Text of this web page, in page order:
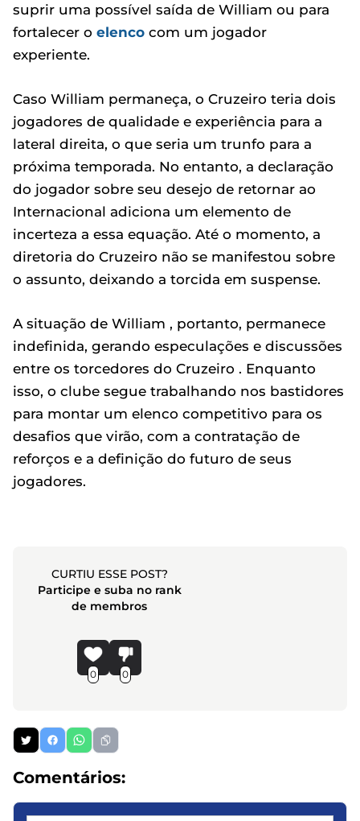
suprir uma possível saída de William ou para
fortalecer o elenco com um jogador
experiente.
Caso William permaneça, o Cruzeiro teria dois
jogadores de qualidade e experiência para a
lateral direita, o que seria um trunfo para a
próxima temporada. No entanto, a declaração
do jogador sobre seu desejo de retornar ao
Internacional adiciona um elemento de
incerteza a essa equação. Até o momento, a
diretoria do Cruzeiro não se manifestou sobre
o assunto, deixando a torcida em suspense.
A situação de William , portanto, permanece
indefinida, gerando especulações e discussões
entre os torcedores do Cruzeiro . Enquanto
isso, o clube segue trabalhando nos bastidores
para montar um elenco competitivo para os
desafios que virão, com a contratação de
reforços e a definição do futuro de seus
jogadores.
CURTIU ESSE POST?
Participe e suba no rank
de membros
0 0
Comentários: